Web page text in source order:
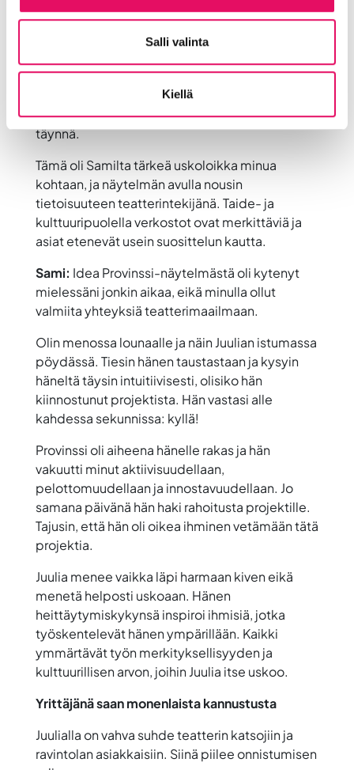
Salli valinta
Kiellä
historiasta kertovan näytelmän sen 40-
vuotisjuhlaan vuonna 2018. Innostuin
ajatuksesta heti.
Rakkaudesta Rokkiin -musiikkinäytelmä kuvasi
Provinssin tarinaa. Kaikki näytökset olivat
täynnä.
Tämä oli Samilta tärkeä uskoloikka minua
kohtaan, ja näytelmän avulla nousin
tietoisuuteen teatterintekijänä. Taide- ja
kulttuuripuolella verkostot ovat merkittäviä ja
asiat etenevät usein suosittelun kautta.
Sami: Idea Provinssi-näytelmästä oli kytenyt
mielessäni jonkin aikaa, eikä minulla ollut
valmiita yhteyksiä teatterimaailmaan.
Olin menossa lounaalle ja näin Juulian istumassa
pöydässä. Tiesin hänen taustastaan ja kysyin
häneltä täysin intuitiivisesti, olisiko hän
kiinnostunut projektista. Hän vastasi alle
kahdessa sekunnissa: kyllä!
Provinssi oli aiheena hänelle rakas ja hän
vakuutti minut aktiivisuudellaan,
pelottomuudellaan ja innostavuudellaan. Jo
samana päivänä hän haki rahoitusta projektille.
Tajusin, että hän oli oikea ihminen vetämään tätä
projektia.
Juulia menee vaikka läpi harmaan kiven eikä
menetä helposti uskoaan. Hänen
heittäytymiskykynsä inspiroi ihmisiä, jotka
työskentelevät hänen ympärillään. Kaikki
ymmärtävät työn merkityksellisyyden ja
kulttuurillisen arvon, joihin Juulia itse uskoo.
Yrittäjänä saan monenlaista kannustusta
Juulialla on vahva suhde teatterin katsojiin ja
ravintolan asiakkaisiin. Siinä piilee onnistumisen